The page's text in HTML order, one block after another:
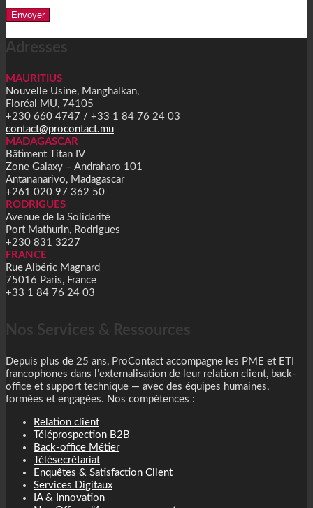
Adresses
MAURITIUS
Nouvelle Usine, Manghalkan,
Floréal MU, 74105
+230 660 4747 / +33 1 84 76 24 03
contact@procontact.mu
MADAGASCAR
Bâtiment Titan IV
Zone Galaxy – Andraharo 101
Antananarivo, Madagascar
+261 020 97 362 50
RODRIGUES
Avenue de la Solidarité
Port Mathurin, Rodrigues
+230 831 3227
FRANCE
Rue Albéric Magnard
75016 Paris, France
+33 1 84 76 24 03
Nos Services & Ressources
Depuis plus de 25 ans, ProContact accompagne les PME et ETI
francophones dans l’externalisation de leur relation client, back-
office et support technique — avec des équipes humaines,
formées et engagées. Nos compétences :
Relation client
Téléprospection B2B
Back-office Métier
Télésecrétariat
Enquêtes & Satisfaction Client
Services Digitaux
IA & Innovation